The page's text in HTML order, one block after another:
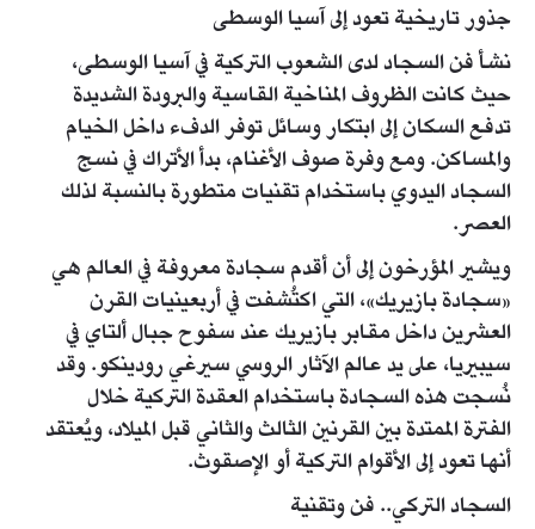
جذور تاريخية تعود إلى آسيا الوسطى
نشأ فن السجاد لدى الشعوب التركية في آسيا الوسطى،
حيث كانت الظروف المناخية القاسية والبرودة الشديدة
تدفع السكان إلى ابتكار وسائل توفر الدفء داخل الخيام
والمساكن. ومع وفرة صوف الأغنام، بدأ الأتراك في نسج
السجاد اليدوي باستخدام تقنيات متطورة بالنسبة لذلك
العصر.
ويشير المؤرخون إلى أن أقدم سجادة معروفة في العالم هي
«سجادة بازيريك»، التي اكتُشفت في أربعينيات القرن
العشرين داخل مقابر بازيريك عند سفوح جبال ألتاي في
سيبيريا، على يد عالم الآثار الروسي سيرغي رودينكو. وقد
نُسجت هذه السجادة باستخدام العقدة التركية خلال
الفترة الممتدة بين القرنين الثالث والثاني قبل الميلاد، ويُعتقد
أنها تعود إلى الأقوام التركية أو الإصقوث.
السجاد التركي.. فن وتقنية